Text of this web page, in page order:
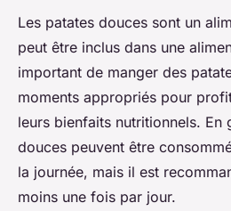
Les patates douces sont un
peut être inclus dans une
important de manger des
moments appropriés pour
leurs bienfaits nutritionnels. En
douces peuvent être
la journée, mais il est
moins une fois par jour.